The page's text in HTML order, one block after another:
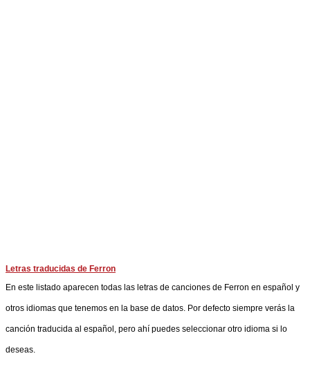
Letras traducidas de Ferron
En este listado aparecen todas las letras de canciones de Ferron en español y
otros idiomas que tenemos en la base de datos. Por defecto siempre verás la
canción traducida al español, pero ahí puedes seleccionar otro idioma si lo
deseas.